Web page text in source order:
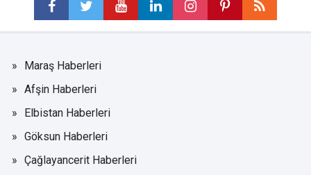
Maraş Haberleri
Afşin Haberleri
Elbistan Haberleri
Göksun Haberleri
Çağlayancerit Haberleri